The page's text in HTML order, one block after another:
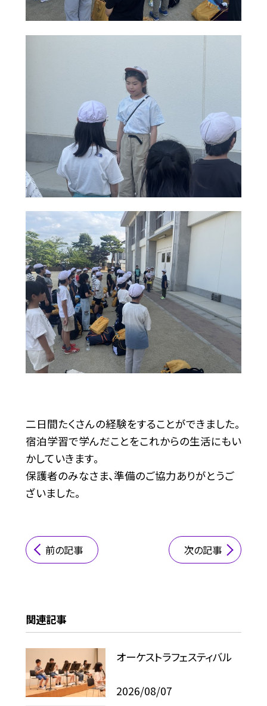
二日間たくさんの経験をすることができました。
宿泊学習で学んだことをこれからの生活にもい
かしていきます。
保護者のみなさま、準備のご協力ありがとうご
ざいました。
前の記事 次の記事
関連記事
オーケストラフェスティバル
2026/08/07